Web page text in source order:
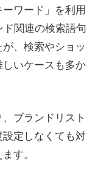
ワード」を利用
関連の検索語句
、検索やショッ
いケースも多か
ブランドリスト
定しなくても対
す。